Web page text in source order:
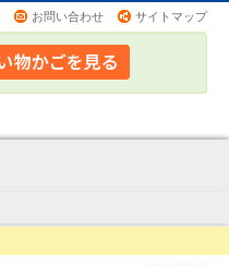
お問い合わせ サイトマップ